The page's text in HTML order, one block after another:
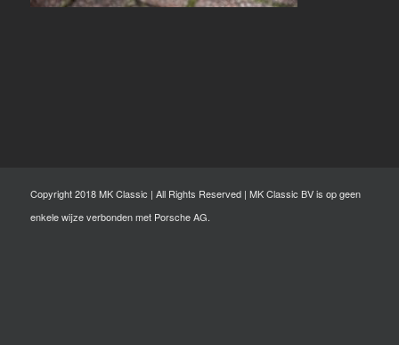
Copyright 2018 MK Classic | All Rights Reserved | MK Classic BV is op geen
enkele wijze verbonden met Porsche AG.